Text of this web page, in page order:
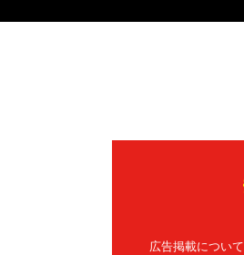
広告掲載について